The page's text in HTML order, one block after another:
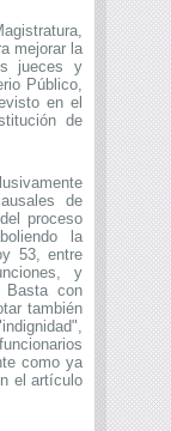
mejorar la
jueces y
Público,
en el
de
de
proceso
la
53, entre
y
Basta con
también
como ya
el artículo